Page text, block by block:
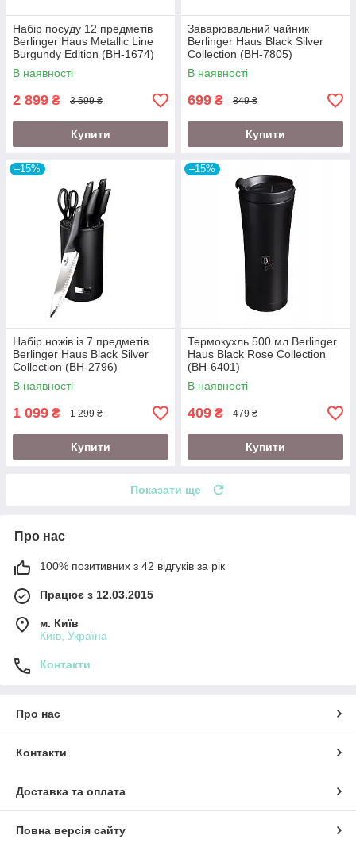
Набір посуду 12 предметів
Berlinger Haus Metallic Line
Burgundy Edition (BH-1674)
В наявності
2 899 ₴ 3 599 ₴
Купити
Заварювальний чайник
Berlinger Haus Black Silver
Collection (BH-7805)
В наявності
699 ₴ 849 ₴
Купити
–15%
Набір ножів із 7 предметів
Berlinger Haus Black Silver
Collection (BH-2796)
В наявності
1 099 ₴ 1 299 ₴
Купити
–15%
Термокухль 500 мл Berlinger
Haus Black Rose Collection
(BH-6401)
В наявності
409 ₴ 479 ₴
Купити
Показати ще
Про нас
100% позитивних з 42 відгуків за рік
Працює з 12.03.2015
м. Київ
Київ, Україна
Контакти
Про нас
Контакти
Доставка та оплата
Повна версія сайту